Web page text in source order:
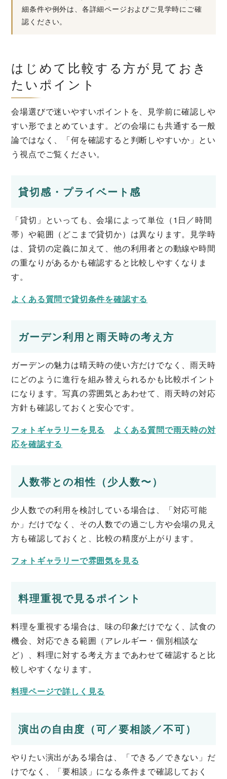
細条件や例外は、各詳細ページおよびご見学時にご確
認ください。
はじめて比較する方が見ておき
たいポイント
会場選びで迷いやすいポイントを、見学前に確認しや
すい形でまとめています。どの会場にも共通する一般
論ではなく、「何を確認すると判断しやすいか」とい
う視点でご覧ください。
貸切感・プライベート感
「貸切」といっても、会場によって単位（1日／時間
帯）や範囲（どこまで貸切か）は異なります。見学時
は、貸切の定義に加えて、他の利用者との動線や時間
の重なりがあるかも確認すると比較しやすくなりま
す。
よくある質問で貸切条件を確認する
ガーデン利用と雨天時の考え方
ガーデンの魅力は晴天時の使い方だけでなく、雨天時
にどのように進行を組み替えられるかも比較ポイント
になります。写真の雰囲気とあわせて、雨天時の対応
方針も確認しておくと安心です。
フォトギャラリーを見る
よくある質問で雨天時の対
応を確認する
人数帯との相性（少人数〜）
少人数での利用を検討している場合は、「対応可能
か」だけでなく、その人数での過ごし方や会場の見え
方も確認しておくと、比較の精度が上がります。
フォトギャラリーで雰囲気を見る
料理重視で見るポイント
料理を重視する場合は、味の印象だけでなく、試食の
機会、対応できる範囲（アレルギー・個別相談な
ど）、料理に対する考え方まであわせて確認すると比
較しやすくなります。
料理ページで詳しく見る
演出の自由度（可／要相談／不可）
やりたい演出がある場合は、「できる／できない」だ
けでなく、「要相談」になる条件まで確認しておく